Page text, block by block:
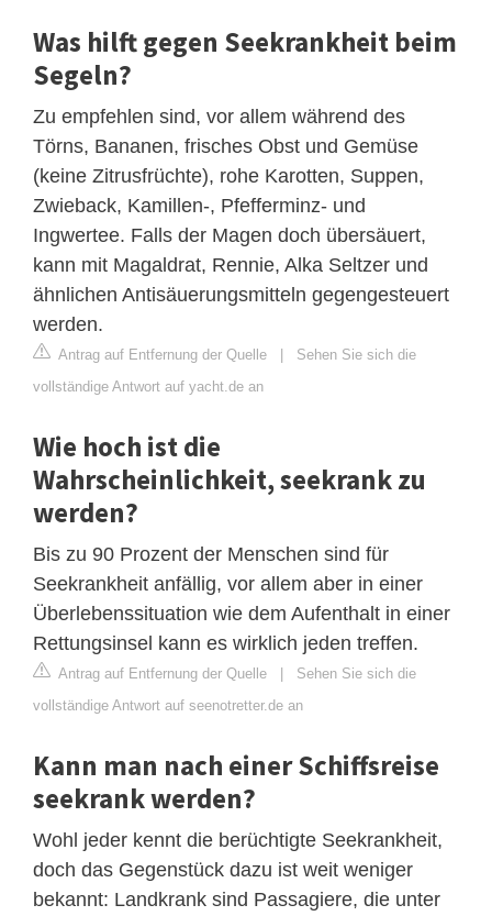
Was hilft gegen Seekrankheit beim
Segeln?
Zu empfehlen sind, vor allem während des
Törns, Bananen, frisches Obst und Gemüse
(keine Zitrusfrüchte), rohe Karotten, Suppen,
Zwieback, Kamillen-, Pfefferminz- und
Ingwertee. Falls der Magen doch übersäuert,
kann mit Magaldrat, Rennie, Alka Seltzer und
ähnlichen Antisäuerungsmitteln gegengesteuert
werden.
Antrag auf Entfernung der Quelle | Sehen Sie sich die
vollständige Antwort auf yacht.de an
Wie hoch ist die
Wahrscheinlichkeit, seekrank zu
werden?
Bis zu 90 Prozent der Menschen sind für
Seekrankheit anfällig, vor allem aber in einer
Überlebenssituation wie dem Aufenthalt in einer
Rettungsinsel kann es wirklich jeden treffen.
Antrag auf Entfernung der Quelle | Sehen Sie sich die
vollständige Antwort auf seenotretter.de an
Kann man nach einer Schiffsreise
seekrank werden?
Wohl jeder kennt die berüchtigte Seekrankheit,
doch das Gegenstück dazu ist weit weniger
bekannt: Landkrank sind Passagiere, die unter